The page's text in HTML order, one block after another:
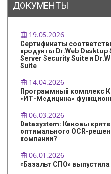
ДОКУМЕНТЫ
19.05.2026
Сертификаты
продукты Dr.Web Desktop
Server Security Suite и
Suite
14.04.2026
Программный комплекс
«ИТ-Медицина»
06.03.2026
Datasystem: Каковы
оптимального OCR-
компании?
06.01.2026
«Базальт СПО» выпустила